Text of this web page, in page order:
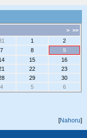
> >>
1
2
7 8
9
15
16
22
23
29
30
4 5 6
[Nahoru]